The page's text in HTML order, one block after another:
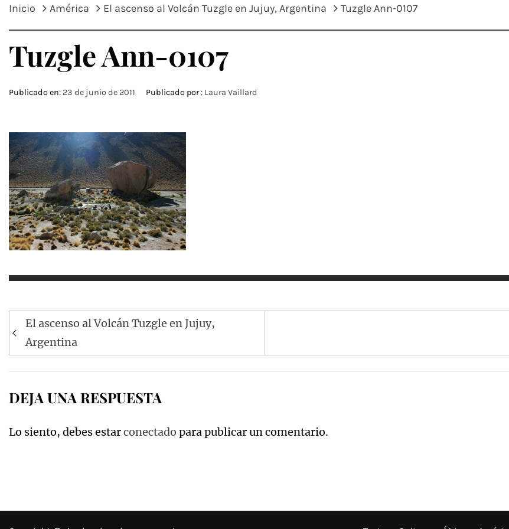
Inicio América El ascenso al Volcán Tuzgle en Jujuy, Argentina Tuzgle Ann-0107
Tuzgle Ann-0107
Publicado en: 23 de junio de 2011 Publicado por : Laura Vaillard
Navegación
de
entradas
El ascenso al Volcán Tuzgle en Jujuy,
Argentina
DEJA UNA RESPUESTA
Lo siento, debes estarconectado para publicar un comentario.